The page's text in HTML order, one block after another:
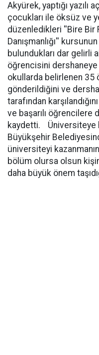
Akyürek, yaptığı yazılı
çocukları ile öksüz ve
düzenledikleri ''Bire Bir
Danışmanlığı''
bulundukları dar gelirli
öğrencisini
okullarda belirlenen 35
gönderildiğini ve
tarafından
ve başarılı
kaydetti. Üniversiteye
Büyükşehir
üniversiteyi
bölüm olursa olsun
daha büyük önem